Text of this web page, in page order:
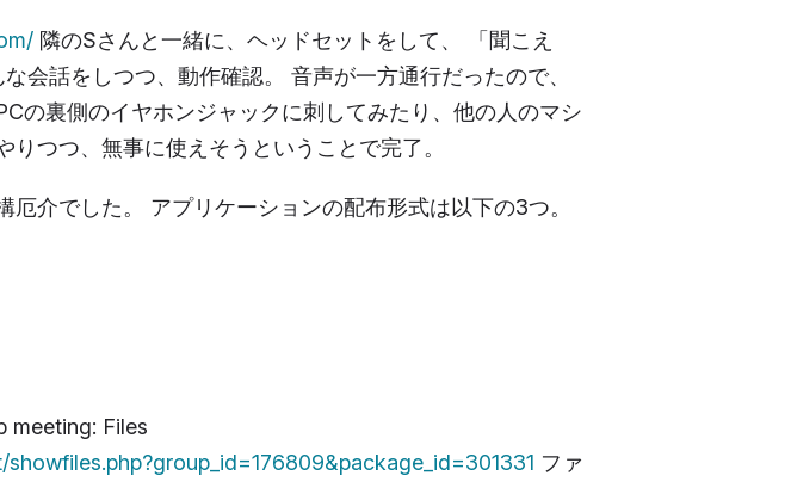
隣のSさんと一緒に、ヘッドセットをして、 「聞こえ
会話をしつつ、動作確認。 音声が一方通行だったので、
の裏側のイヤホンジャックに刺してみたり、他の人のマシ
りつつ、無事に使えそうということで完了。
厄介でした。 アプリケーションの配布形式は以下の3つ。
meeting: Files
ファ